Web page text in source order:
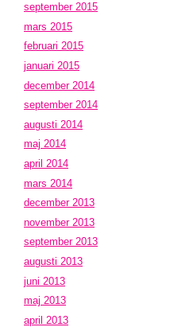
september 2015
mars 2015
februari 2015
januari 2015
december 2014
september 2014
augusti 2014
maj 2014
april 2014
mars 2014
december 2013
november 2013
september 2013
augusti 2013
juni 2013
maj 2013
april 2013